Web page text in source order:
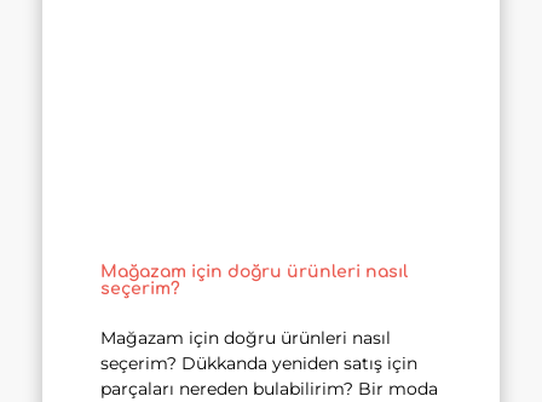
Mağazam için doğru ürünleri nasıl
seçerim?
Mağazam için doğru ürünleri nasıl
seçerim? Dükkanda yeniden satış için
parçaları nereden bulabilirim? Bir moda